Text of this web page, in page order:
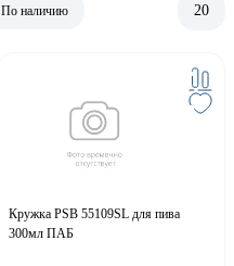
По наличию 20
Кружка PSB 55109SL для пива
300мл ПАБ